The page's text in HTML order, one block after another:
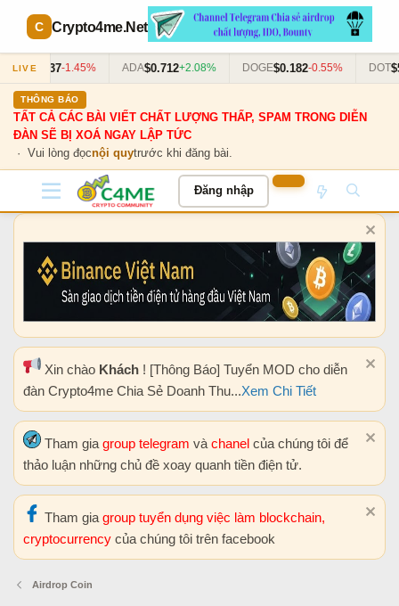
Crypto4me.Net
LIVE
$2.37 -1.45% ADA$0.712+2.08% DOGE$0.182-0.55% DOT
THÔNG BÁO
TẤT CẢ CÁC BÀI VIẾT CHẤT LƯỢNG THẤP, SPAM TRONG DIỄN
ĐÀN SẼ BỊ XOÁ NGAY LẬP TỨC
· Vui lòng đọcnội quytrước khi đăng bài.
Đăng nhập
Xin chào Khách ! [Thông Báo] Tuyển MOD cho diễn
đàn Crypto4me Chia Sẻ Doanh Thu...Xem Chi Tiết
Tham gia group telegram và chanel của chúng tôi để
thảo luận những chủ đề xoay quanh tiền điện tử.
Tham gia group tuyển dụng việc làm blockchain,
cryptocurrency của chúng tôi trên facebook
Airdrop Coin